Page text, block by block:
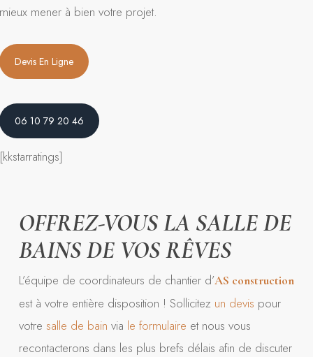
mener à bien votre projet.
Devis En Ligne
06 10 79 20 46
OFFREZ-VOUS LA SALLE DE
BAINS DE VOS RÊVES
L’équipe de coordinateurs de chantier d’AS construction
est à votre entière disposition ! Sollicitez un devis pour
votre salle de bain via le formulaire et nous vous
recontacterons dans les plus brefs délais afin de discuter